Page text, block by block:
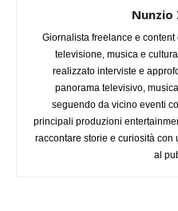
Nunzio
Giornalista freelance e content
televisione, musica e
realizzato interviste e
panorama televisivo,
seguendo da vicino eventi
principali produzioni
raccontare storie e curiosità con
al